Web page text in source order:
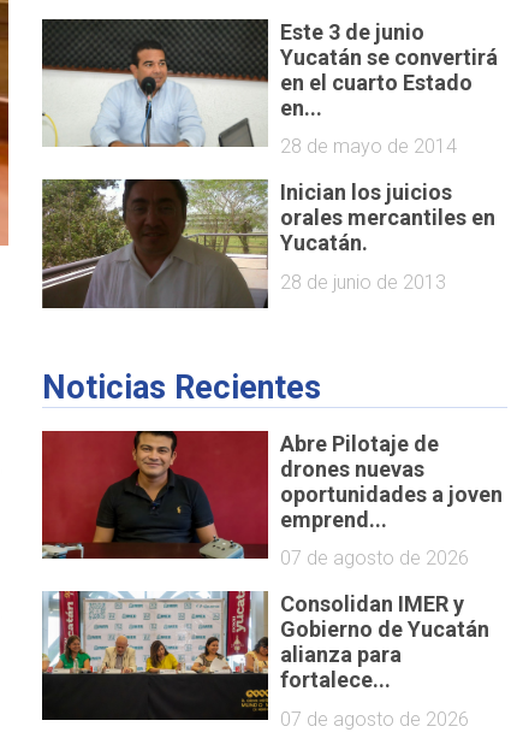
Este 3 de junio
Yucatán se convertirá
en el cuarto Estado
en...
28 de mayo de 2014
Inician los juicios
orales mercantiles en
Yucatán.
28 de junio de 2013
Noticias Recientes
Abre Pilotaje de
drones nuevas
oportunidades a joven
emprend...
07 de agosto de 2026
Consolidan IMER y
Gobierno de Yucatán
alianza para
fortalece...
07 de agosto de 2026